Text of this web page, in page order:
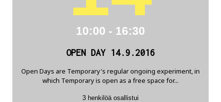
10:00 - 16:30
OPEN DAY 14.9.2016
Open Days are Temporary's regular ongoing experiment, in
which Temporary is open as a free space for...
3 henkilöä osallistui